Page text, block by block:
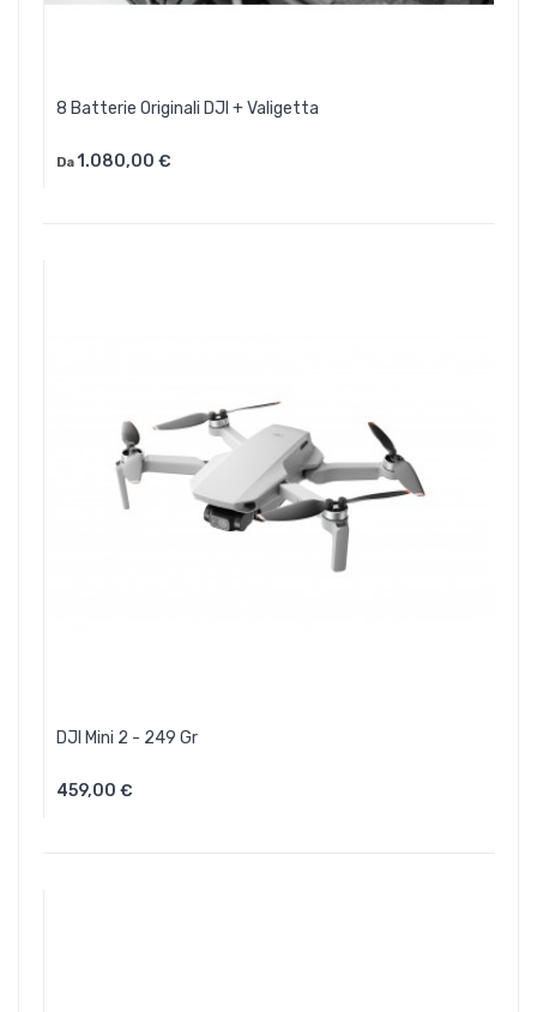
8 Batterie Originali DJI + Valigetta
Da 1.080,00 €
Aggiungi Al Carrello
DJI Mini 2 - 249 Gr
459,00 €Aggiungi Al Carrello